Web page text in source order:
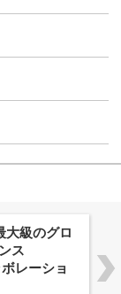
大級のグロ
ス
レーショ